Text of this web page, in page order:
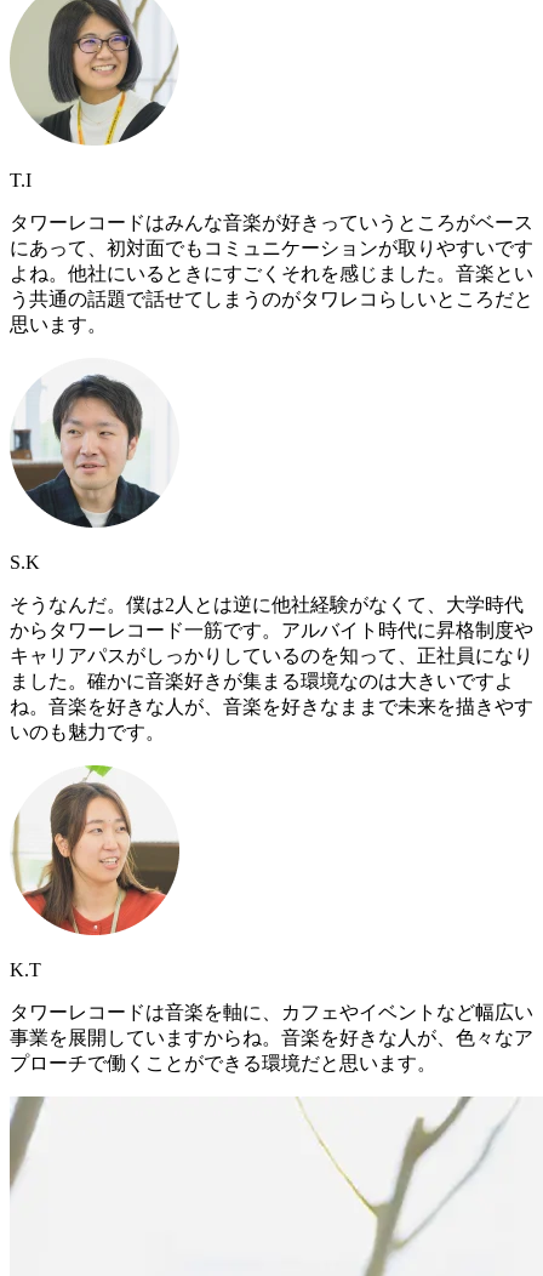
T.I
タワーレコードはみんな音楽が好きっていうところがベース
にあって、初対面でもコミュニケーションが取りやすいです
よね。他社にいるときにすごくそれを感じました。音楽とい
う共通の話題で話せてしまうのがタワレコらしいところだと
思います。
S.K
そうなんだ。僕は2人とは逆に他社経験がなくて、大学時代
からタワーレコード一筋です。アルバイト時代に昇格制度や
キャリアパスがしっかりしているのを知って、正社員になり
ました。確かに音楽好きが集まる環境なのは大きいですよ
ね。音楽を好きな人が、音楽を好きなままで未来を描きやす
いのも魅力です。
K.T
タワーレコードは音楽を軸に、カフェやイベントなど幅広い
事業を展開していますからね。音楽を好きな人が、色々なア
プローチで働くことができる環境だと思います。